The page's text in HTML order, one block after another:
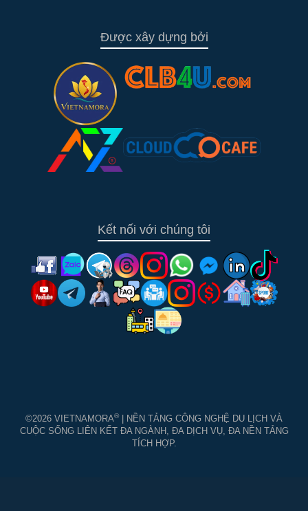
Được xây dựng bởi
Kết nối với chúng tôi
©2026 VIETNAMORA®| NỀN TẢNG CÔNG NGHỆ DU LỊCH VÀ
CUỘC SỐNG LIÊN KẾT ĐA NGÀNH, ĐA DỊCH VỤ, ĐA NỀN TẢNG
TÍCH HỢP.